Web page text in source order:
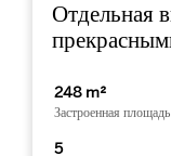
Отдельная
248 m²
Застроенная площадь
5